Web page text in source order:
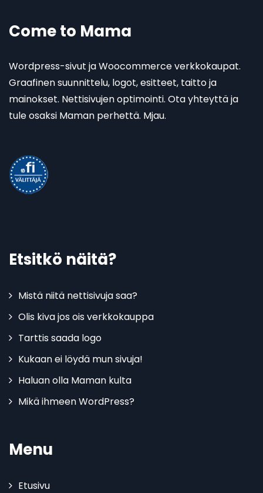
Come to Mama
Wordpress-sivut ja Woocommerce verkkokaupat.
Graafinen suunnittelu, logot, esitteet, taitto ja
mainokset. Nettisivujen optimointi. Ota yhteyttä ja
tule osaksi Maman perhettä. Mjau.
Etsitkö näitä?
Mistä niitä nettisivuja saa?
Olis kiva jos ois verkkokauppa
Tarttis saada logo
Kukaan ei löydä mun sivuja!
Haluan olla Maman kulta
Mikä ihmeen WordPress?
Menu
Etusivu